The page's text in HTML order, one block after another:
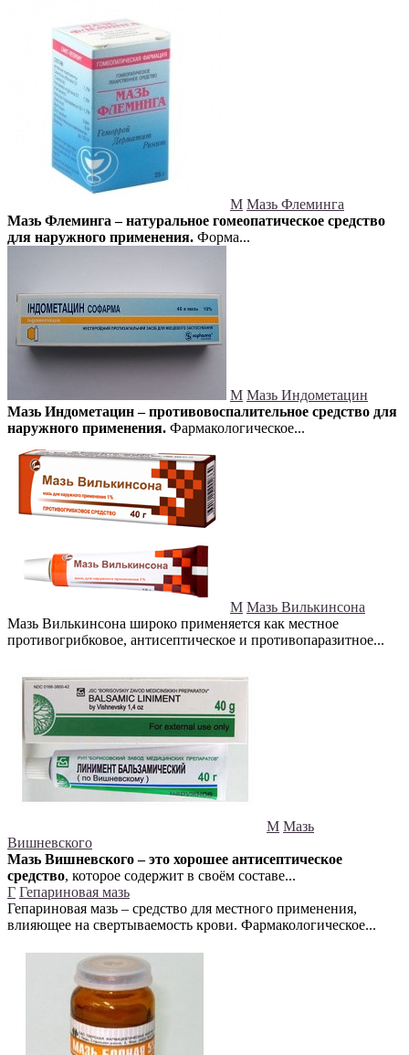
М Мазь Флеминга
Мазь Флеминга – натуральное гомеопатическое средство
для наружного применения. Форма...
М Мазь Индометацин
Мазь Индометацин – противовоспалительное средство для
наружного применения. Фармакологическое...
М Мазь Вилькинсона
Мазь Вилькинсона широко применяется как местное
противогрибковое, антисептическое и противопаразитное...
М Мазь
Вишневского
Мазь Вишневского – это хорошее антисептическое
средство, которое содержит в своём составе...
Г Гепариновая мазь
Гепариновая мазь – средство для местного применения,
влияющее на свертываемость крови. Фармакологическое...